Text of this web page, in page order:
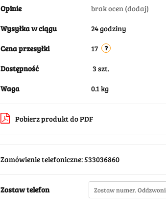
Opinie brak ocen (dodaj)
Wysyłka w ciągu 24 godziny
Cena przesyłki 17
Dostępność 3 szt.
Waga 0.1 kg
Pobierz produkt do PDF
Zamówienie telefoniczne: 533036860
Zostaw telefon